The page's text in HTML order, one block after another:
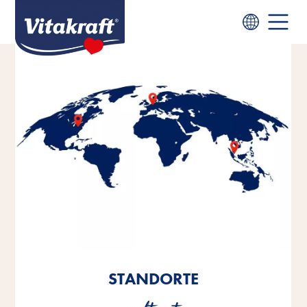
STANDORTE
STANDORTE
STANDORTE